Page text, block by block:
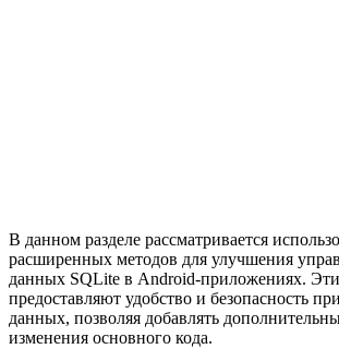
В данном разделе рассматривается
расширенных методов для улучшения
данных SQLite в Android-приложениях.
предоставляют удобство и безопасность
данных, позволяя добавлять
изменения основного кода.